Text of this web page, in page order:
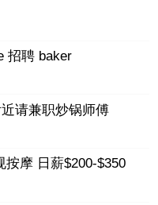
招聘 baker
请兼职炒锅师傅
按摩 日薪$200-$350